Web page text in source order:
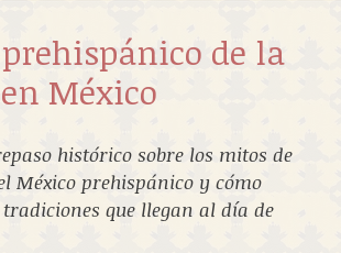
de la
México
histórico sobre los mitos de
México prehispánico y cómo
que llegan al día de